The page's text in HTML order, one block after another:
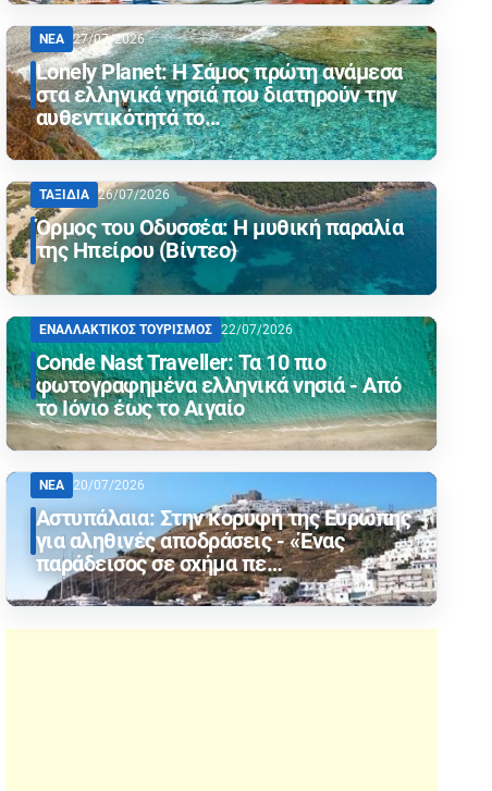
ΝΕΑ 27/07/2026
Lonely Planet: Η Σάμος πρώτη ανάμεσα
στα ελληνικά νησιά που διατηρούν την
αυθεντικότητά το…
ΤΑΞΙΔΙΑ 26/07/2026
Όρμος του Οδυσσέα: Η μυθική παραλία
της Ηπείρου (Βίντεο)
ΕΝΑΛΛΑΚΤΙΚΟΣ ΤΟΥΡΙΣΜΟΣ 22/07/2026
Conde Nast Traveller: Τα 10 πιο
φωτογραφημένα ελληνικά νησιά - Από
το Ιόνιο έως το Αιγαίο
ΝΕΑ 20/07/2026
Αστυπάλαια: Στην κορυφή της Ευρώπης
για αληθινές αποδράσεις - «Ένας
παράδεισος σε σχήμα πε…